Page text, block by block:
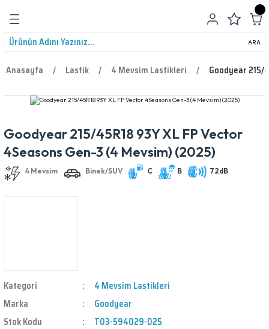
ARA
Anasayfa Lastik 4 Mevsim Lastikleri Goodyear 215/
Goodyear 215/45R18 93Y XL FP Vector
4Seasons Gen-3 (4 Mevsim) (2025)
4 Mevsim
Kategori
4 Mevsim Lastikleri
Marka
Goodyear
Stok Kodu
T03-594029-D25